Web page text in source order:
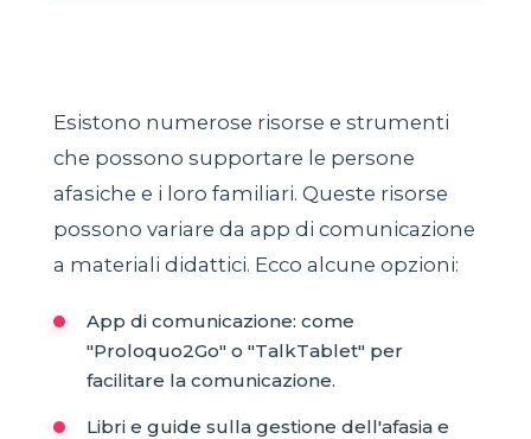
Esistono numerose risorse e strumenti
che possono supportare le persone
afasiche e i loro familiari. Queste risorse
possono variare da app di comunicazione
a materiali didattici. Ecco alcune opzioni:
App di comunicazione: come
"Proloquo2Go" o "TalkTablet" per
facilitare la comunicazione.
Libri e guide sulla gestione dell'afasia e